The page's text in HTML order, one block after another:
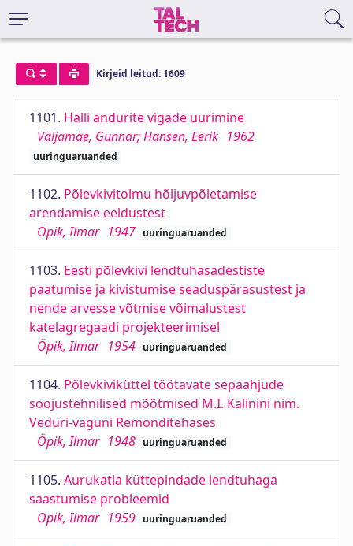
Kirjeid leitud: 1609
1101. Halli andurite vigade uurimine
Väljamäe, Gunnar; Hansen, Eerik 1962
uuringuaruanded
1102. Põlevkivitolmu hõljuvpõletamise
arendamise eeldustest
Öpik, Ilmar 1947 uuringuaruanded
1103. Eesti põlevkivi lendtuhasadestiste
paatumise ja kivistumise seaduspärasustest ja
nende arvesse võtmise võimalustest
katelagregaadi projekteerimisel
Öpik, Ilmar 1954 uuringuaruanded
1104. Põlevkiviküttel töötavate sepaahjude
soojustehnilised mõõtmised M.I. Kalinini nim.
Veduri-vaguni Remonditehases
Öpik, Ilmar 1948 uuringuaruanded
1105. Aurukatla küttepindade lendtuhaga
saastumise probleemid
Öpik, Ilmar 1959 uuringuaruanded